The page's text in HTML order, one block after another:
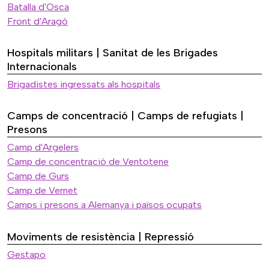
Batalla d'Osca
Front d'Aragó
Hospitals militars | Sanitat de les Brigades
Internacionals
Brigadistes ingressats als hospitals
Camps de concentració | Camps de refugiats |
Presons
Camp d'Argelers
Camp de concentració de Ventotene
Camp de Gurs
Camp de Vernet
Camps i presons a Alemanya i països ocupats
Moviments de resistència | Repressió
Gestapo